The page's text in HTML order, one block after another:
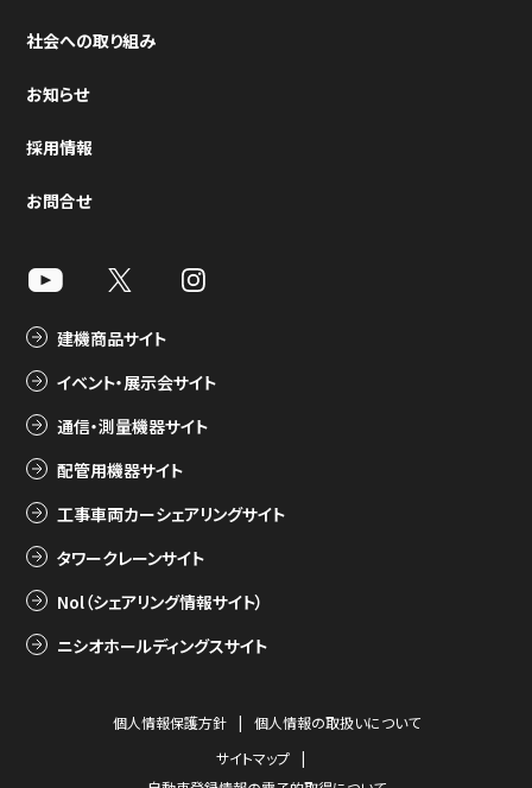
社会への取り組み
お知らせ
採用情報
お問合せ
建機商品サイト
イベント・展示会サイト
通信・測量機器サイト
配管用機器サイト
工事車両カーシェアリングサイト
タワークレーンサイト
Nol（シェアリング情報サイト）
ニシオホールディングスサイト
個人情報保護方針
個人情報の取扱いについて
サイトマップ